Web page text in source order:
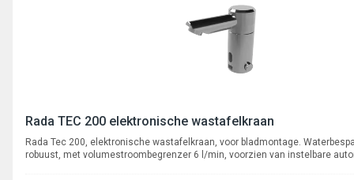
Rada TEC 200 elektronische wastafelkraan
Rada Tec 200, elektronische wastafelkraan, voor bladmontage.
robuust, met volumestroombegrenzer 6 l/min, voorzien van instelbare